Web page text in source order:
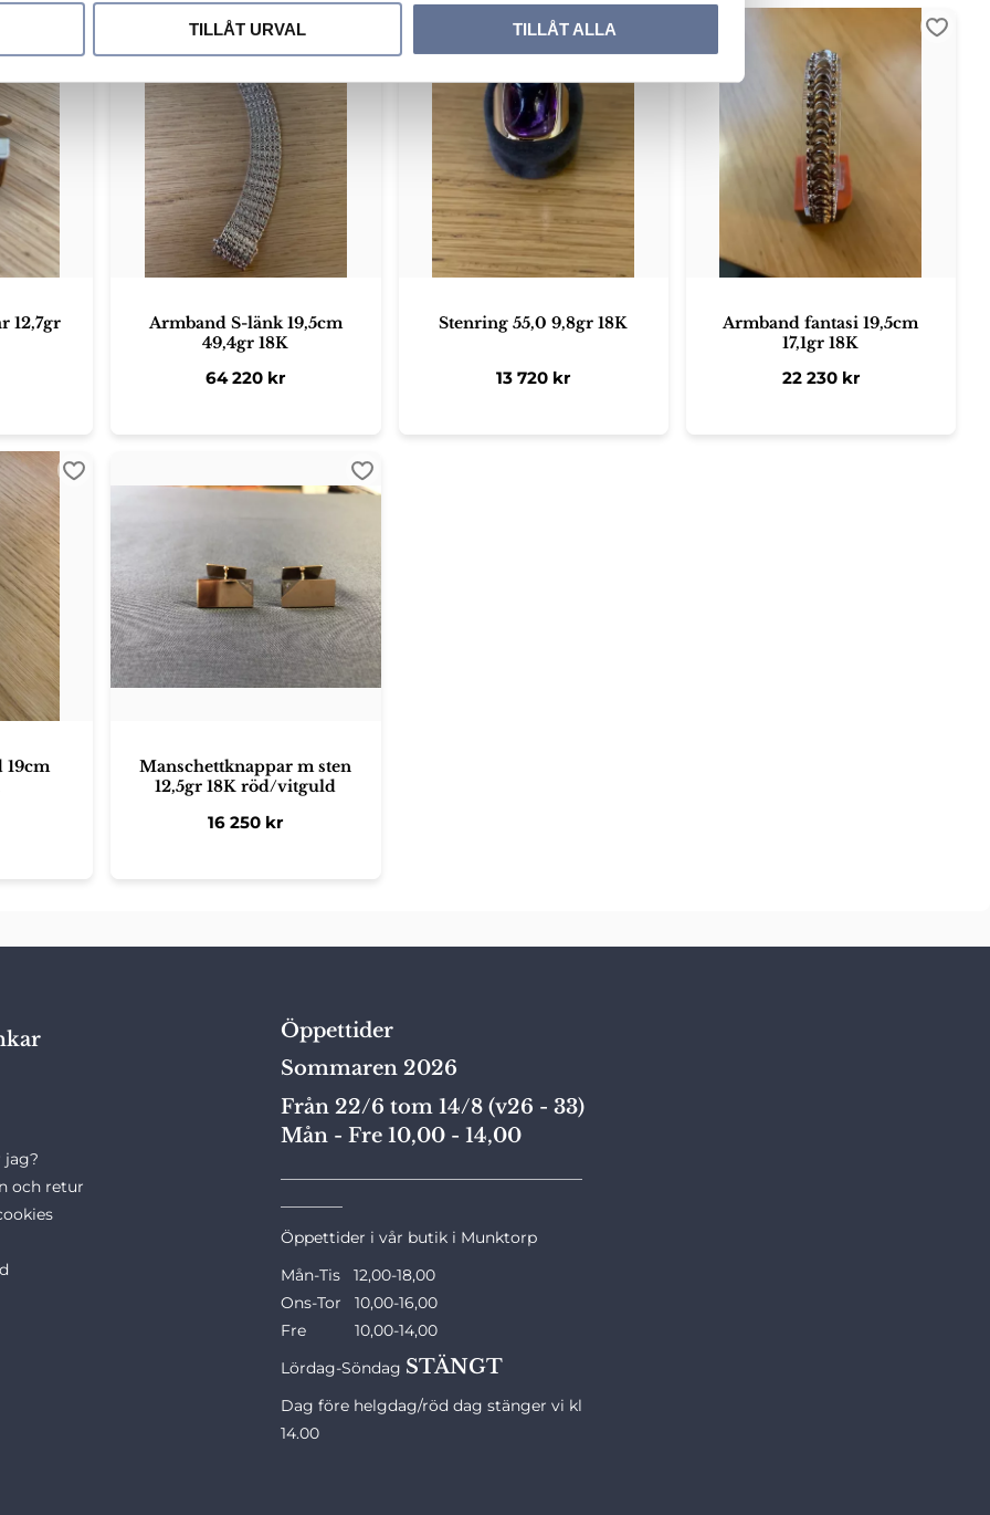
TILLÅT URVAL TILLÅT ALLA
12,7gr
Lägg till i favoriter
Armband S-länk 19,5cm
49,4gr 18K
64 220 kr
Lägg till i favoriter
Stenring 55,0 9,8gr 18K
13 720 kr
Armband fantasi 19,5cm
17,1gr 18K
22 230kr
Lägg
19cm
Lägg till i favoriter
Manschettknappar m sten
12,5gr 18K röd/vitguld
16 250 kr
Lägg till i favoriter
jag?
och retur
Öppettider
Sommaren 2026
Från 22/6 tom 14/8 (v26 - 33)
Mån - Fre 10,00 - 14,00
Öppettider i vår butik i Munktorp
Mån-Tis 12,00-18,00
Ons-Tor 10,00-16,00
Fre 10,00-14,00
Lördag-Söndag STÄNGT
Dag före helgdag/röd dag stänger vi kl
14.00